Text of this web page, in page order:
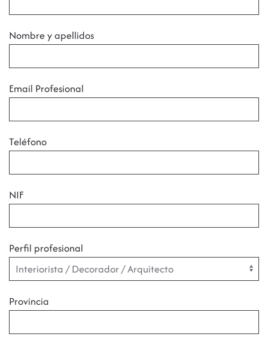
Nombre y apellidos
Email Profesional
Teléfono
NIF
Perfil profesional
Provincia